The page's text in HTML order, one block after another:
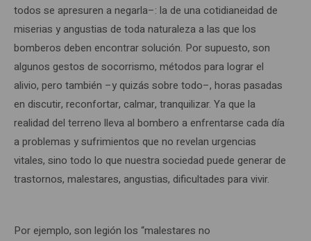
todos se apresuren a negarla–: la de una cotidianeidad de
miserias y angustias de toda naturaleza a las que los
bomberos deben encontrar solución. Por supuesto, son
algunos gestos de socorrismo, métodos para lograr el
alivio, pero también –y quizás sobre todo–, horas pasadas
en discutir, reconfortar, calmar, tranquilizar. Ya que la
realidad del terreno lleva al bombero a enfrentarse cada día
a problemas y sufrimientos que no revelan urgencias
vitales, sino todo lo que nuestra sociedad puede generar de
trastornos, malestares, angustias, dificultades para vivir.
Por ejemplo, son legión los “malestares no